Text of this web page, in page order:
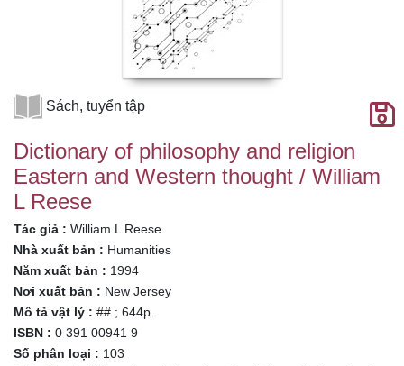
Sách, tuyển tập
Dictionary of philosophy and religion
Eastern and Western thought / William
L Reese
Tác giả : William L Reese
Nhà xuất bản : Humanities
Năm xuất bản : 1994
Nơi xuất bản : New Jersey
Mô tả vật lý : ## ; 644p.
ISBN : 0 391 00941 9
Số phân loại : 103